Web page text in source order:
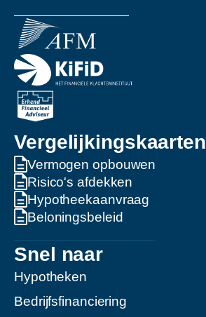
Vergelijkingskaarten
Vermogen opbouwen
Risico's afdekken
Hypotheekaanvraag
Beloningsbeleid
Snel naar
Hypotheken
Bedrijfsfinanciering